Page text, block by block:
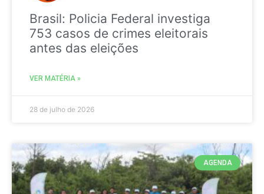
Brasil: Policia Federal investiga
753 casos de crimes eleitorais
antes das eleições
VER MATÉRIA »
28 de julho de 2026
AGENDA